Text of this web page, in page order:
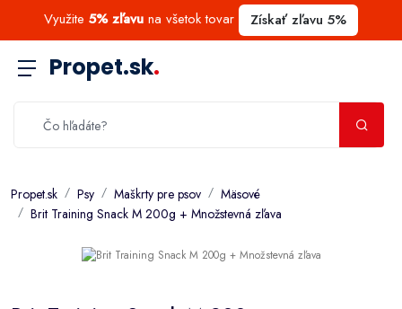
Využite 5% zľavu na všetok tovar Získať zľavu 5%
Propet.sk.
Propet.sk Psy Maškrty pre psov
Mäsové
Brit Training Snack M 200g + Množstevná zľava